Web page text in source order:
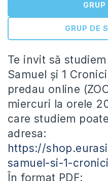
GRUP DE
Te invit să
Samuel și 1
predau online
miercuri la orele
care studiem
adresa:
https://
samuel-si-1-
În format PDF: